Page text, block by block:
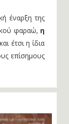
έναρξη της
φαραώ, η
και έτσι η ίδια
επίσημους